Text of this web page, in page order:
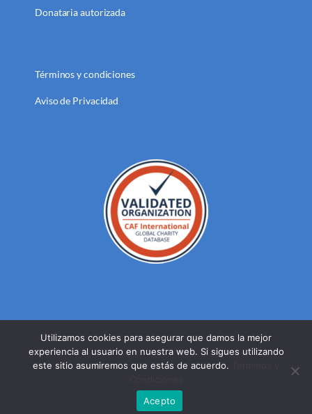
Donataria autorizada
Términos y condiciones
Aviso de Privacidad
© DERECHOS RESERVADOS FUNDACION MEXICANA PARA LA
SALUD A.C. 2023 | AVISO DE PRIVACIDAD
Facebook
Twitter
Utilizamos cookies para asegurar que damos la mejor
experiencia al usuario en nuestra web. Si sigues utilizando
este sitio asumiremos que estás de acuerdo.
Acepto